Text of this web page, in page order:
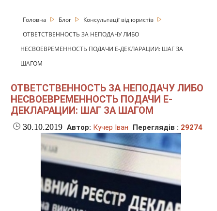
Головна Блог
Консультації від юристів
ОТВЕТСТВЕННОСТЬ ЗА НЕПОДАЧУ ЛИБО
НЕСВОЕВРЕМЕННОСТЬ ПОДАЧИ Е-ДЕКЛАРАЦИИ: ШАГ ЗА
ШАГОМ
ОТВЕТСТВЕННОСТЬ ЗА НЕПОДАЧУ ЛИБО
НЕСВОЕВРЕМЕННОСТЬ ПОДАЧИ Е-
ДЕКЛАРАЦИИ: ШАГ ЗА ШАГОМ
30.10.2019 Автор: Кучер Іван Переглядів : 29274